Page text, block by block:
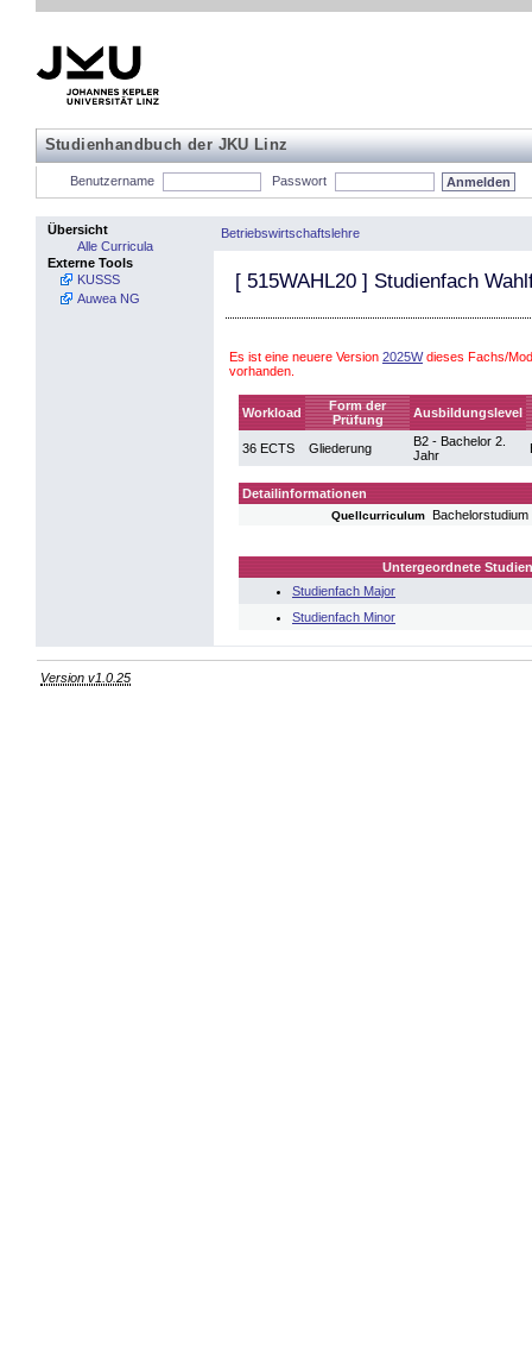
Studienhandbuch der JKU Linz
Benutzername Passwort
Übersicht
Alle Curricula
Externe Tools
KUSSS
Auwea NG
Betriebswirtschaftslehre
[ 515WAHL20 ] Studienfach
Es ist eine neuere Version 2025Wdieses Fachs/
vorhanden.
Workload
Form der
Prüfung
Ausbildungslevel
36 ECTS Gliederung
B2 - Bachelor 2.
Jahr
Detailinformationen
Quellcurriculum
Untergeordnete
Studienfach Major
Studienfach Minor
Version v1.0.25